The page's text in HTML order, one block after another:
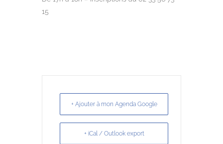
15
+ Ajouter à mon Agenda Google
+ iCal / Outlook export